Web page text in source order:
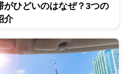
がひどいのはなぜ？3つの
介